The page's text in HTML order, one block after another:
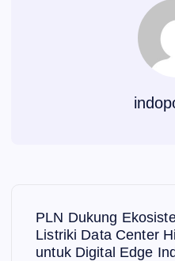
PLN Dukung
Listriki Data Center
untuk Digital Edge